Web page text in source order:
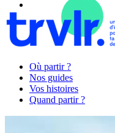
Où partir ?
Nos guides
Vos histoires
Quand partir ?